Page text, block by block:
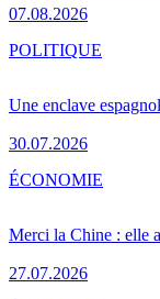
07.08.2026
Une enclave
30.07.2026
POLITIQUE
Merci la Chine : elle
27.07.2026
ÉCONOMIE